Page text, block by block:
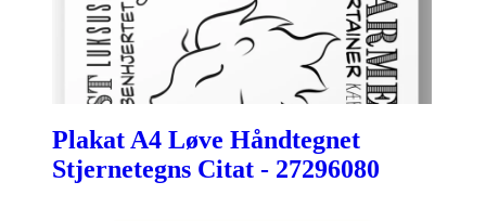
Plakat A4 Løve Håndtegnet
Stjernetegns Citat - 27296080